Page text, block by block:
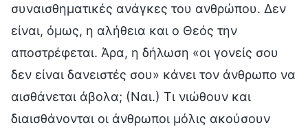
συναισθηματικές ανάγκες του ανθρώπου. Δεν
είναι, όμως, η αλήθεια και ο Θεός την
αποστρέφεται. Άρα, η δήλωση «οι γονείς σου
δεν είναι δανειστές σου» κάνει τον άνθρωπο να
αισθάνεται άβολα; (Ναι.) Τι νιώθουν και
διαισθάνονται οι άνθρωποι μόλις ακούσουν